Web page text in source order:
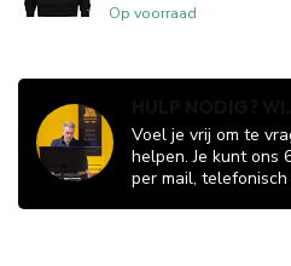
Op voorraad
Voel je vrij om te
helpen. Je kunt ons
per mail,